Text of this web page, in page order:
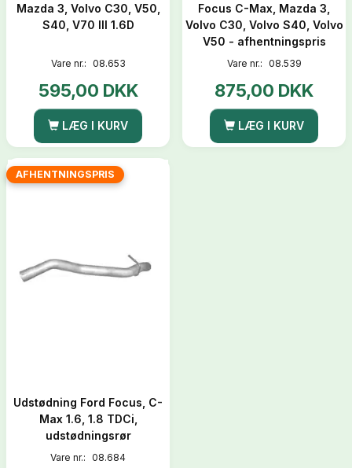
Mazda 3, Volvo C30, V50,
S40, V70 III 1.6D
Vare nr.: 08.653
595,00 DKK
LÆG I KURV
Focus C-Max, Mazda 3,
Volvo C30, Volvo S40, Volvo
V50 - afhentningspris
Vare nr.: 08.539
875,00 DKK
LÆG I KURV
AFHENTNINGSPRIS
Udstødning Ford Focus, C-
Max 1.6, 1.8 TDCi,
udstødningsrør
Vare nr.: 08.684